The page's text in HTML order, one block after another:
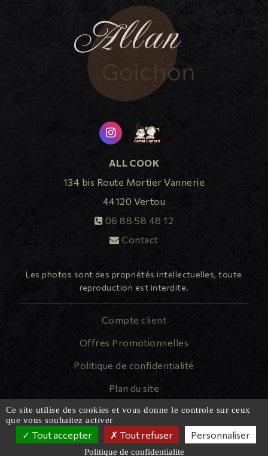
ALL COOK
134 bis Route Mortier Vannerie
44120 Vertou
06 88 58 48 12
Contact
Les photos sont des propriétés intellectuelles, toute
reproduction est interdite.
Compte client
Offres Promotionnelles
Politique de confidentialité
Plan du site
Mentions légales
Ce site utilise des cookies et vous donne le controle sur ceux
que vous souhaitez activer
Tout accepter Tout refuser Personnaliser
Politique de confidentialite